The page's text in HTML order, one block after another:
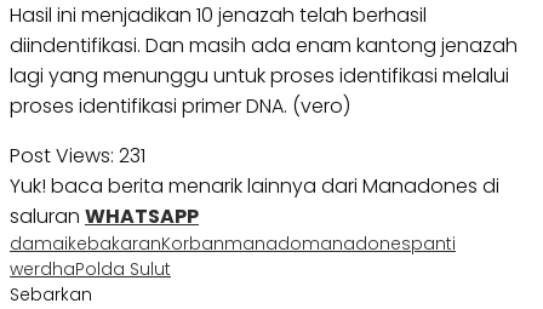
Hasil ini menjadikan 10 jenazah telah berhasil
diindentifikasi. Dan masih ada enam kantong jenazah
lagi yang menunggu untuk proses identifikasi melalui
proses identifikasi primer DNA. (vero)
Post Views: 231
Yuk! baca berita menarik lainnya dari Manadones di
saluran WHATSAPP
damaikebakaranKorbanmanadomanadonespanti
werdhaPolda Sulut
Sebarkan